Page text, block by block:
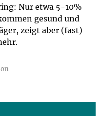
Nur etwa 5-10%
gesund und
zeigt aber (fast)